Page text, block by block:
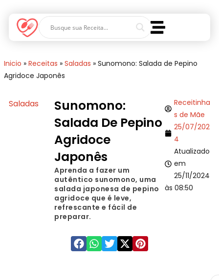
Inicio » Receitas » Saladas » Sunomono: Salada de Pepino
Agridoce Japonês
Saladas
Sunomono:
Salada De Pepino
Agridoce
Japonês
Aprenda a fazer um
autêntico sunomono, uma
salada japonesa de pepino
agridoce que é leve,
refrescante e fácil de
preparar.
Receitinha
s de Mãe
25/07/202
4
Atualizado
em
25/11/2024
às 08:50